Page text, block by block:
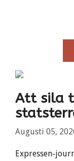
Att sila
Augusti 05,
Expressen-